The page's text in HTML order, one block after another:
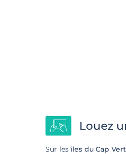
Louez
Sur lesîles du Cap